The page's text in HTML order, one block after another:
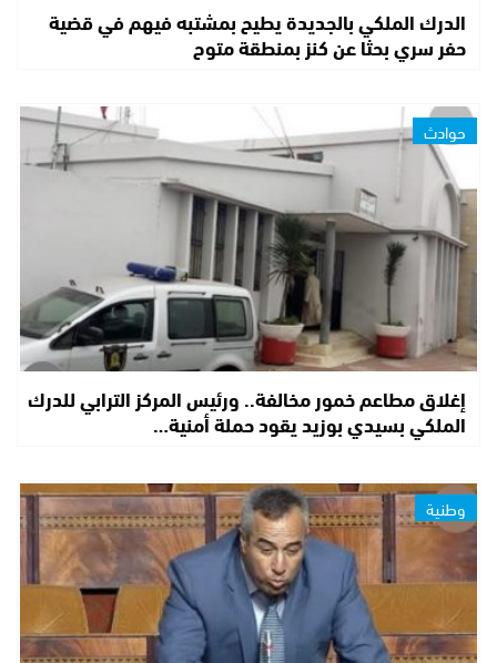
الدرك الملكي بالجديدة يطيح بمشتبه فيهم في قضية
حفر سري بحثا عن كنز بمنطقة متوح
حوادث
إغلاق مطاعم خمور مخالفة.. ورئيس المركز الترابي للدرك
الملكي بسيدي بوزيد يقود حملة أمنية…
وطنية